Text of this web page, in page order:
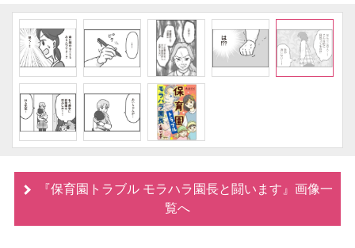
『保育園トラブル モラハラ園長と闘います』画像一
覧へ